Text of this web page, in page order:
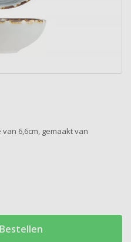
6,6cm, gemaakt van
Bestellen